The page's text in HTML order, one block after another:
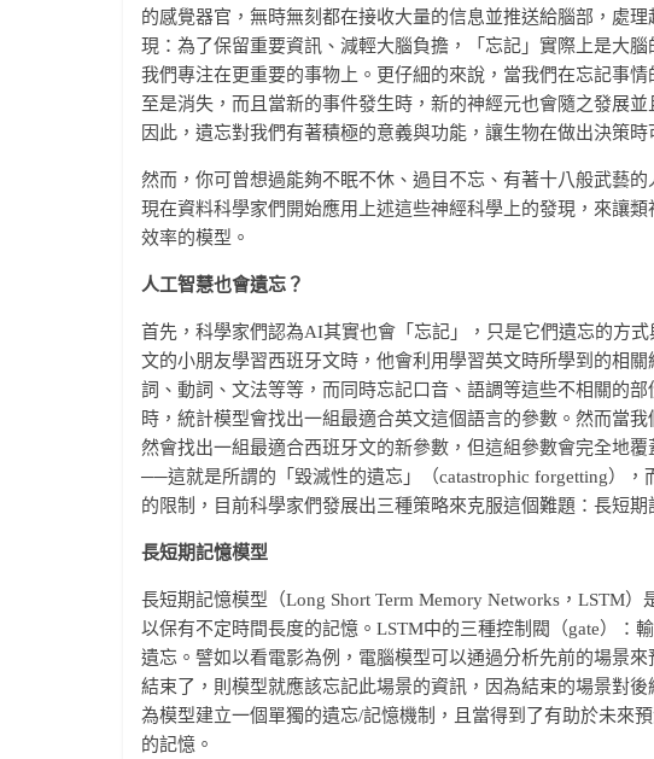
的感覺器官，無時無刻都在接收大量的信息並推送給腦部，處
現：為了保留重要資訊、減輕大腦負擔，「忘記」實際上是大
我們專注在更重要的事物上。更仔細的來說，當我們在忘記事
至是消失，而且當新的事件發生時，新的神經元也會隨之發展
因此，遺忘對我們有著積極的意義與功能，讓生物在做出決策
然而，你可曾想過能夠不眠不休、過目不忘、有著十八般武藝
現在資料科學家們開始應用上述這些神經科學上的發現，來讓
效率的模型。
人工智慧也會遺忘？
首先，科學家們認為AI其實也會「忘記」，只是它們遺忘的方
文的小朋友學習西班牙文時，他會利用學習英文時所學到的相
詞、動詞、文法等等，而同時忘記口音、語調等這些不相關的
時，統計模型會找出一組最適合英文這個語言的參數。然而當
然會找出一組最適合西班牙文的新參數，但這組參數會完全地
──這就是所謂的「毀滅性的遺忘」（catastrophic forgetting）
的限制，目前科學家們發展出三種策略來克服這個難題：長短
長短期記憶模型
長短期記憶模型（Long Short Term Memory Networks，LSTM
以保有不定時間長度的記憶。LSTM中的三種控制閥（gate）：
遺忘。譬如以看電影為例，電腦模型可以通過分析先前的場景
結束了，則模型就應該忘記此場景的資訊，因為結束的場景對
為模型建立一個單獨的遺忘/記憶機制，且當得到了有助於未來
的記憶。